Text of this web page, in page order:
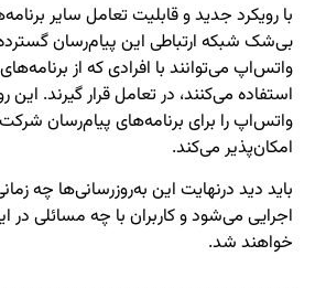
با رویکرد جدید و قابلیت تعامل سایر
بی‌شک شبکه ارتباطی این پیام‌رسان
واتس‌اپ می‌توانند با افرادی که از
استفاده می‌کنند، در تعامل قرار گیرند. این
واتس‌اپ را برای برنامه‌های پیام‌رسان
امکان‌پذیر می‌کند.
باید دید درنهایت این به‌روزرسانی‌ها چه
اجرایی می‌شود و کاربران با چه مسائلی در
خواهند شد.